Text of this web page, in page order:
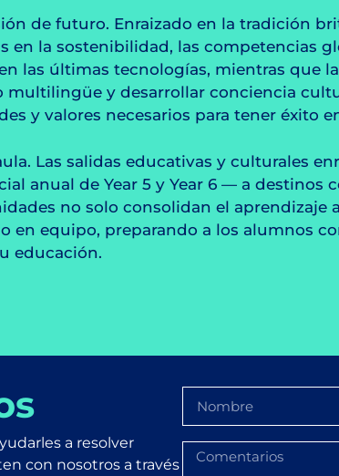
de futuro. Enraizado en la tradición
en la sostenibilidad, las competencias
las últimas tecnologías, mientras que
y desarrollar conciencia
y valores necesarios para tener éxito
Las salidas educativas y culturales
anual de Year 5 y Year 6 — a
no solo consolidan el
en equipo, preparando a los alumnos
educación.
a resolver
con nosotros a través